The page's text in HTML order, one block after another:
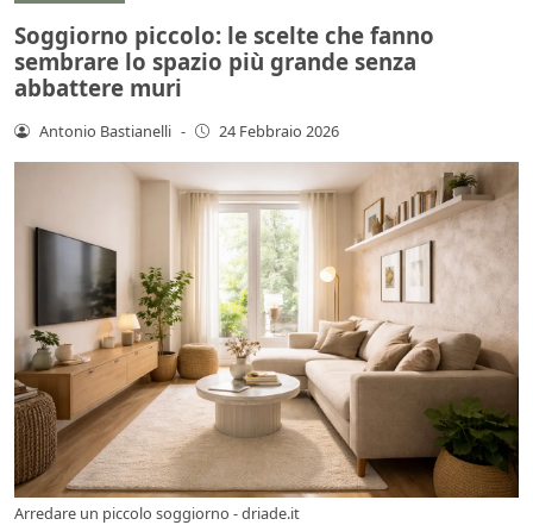
Soggiorno piccolo: le scelte che fanno
sembrare lo spazio più grande senza
abbattere muri
Antonio Bastianelli - 24 Febbraio 2026
Arredare un piccolo soggiorno - driade.it